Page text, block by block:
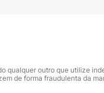
qualquer outro que utilize
de forma fraudulenta da